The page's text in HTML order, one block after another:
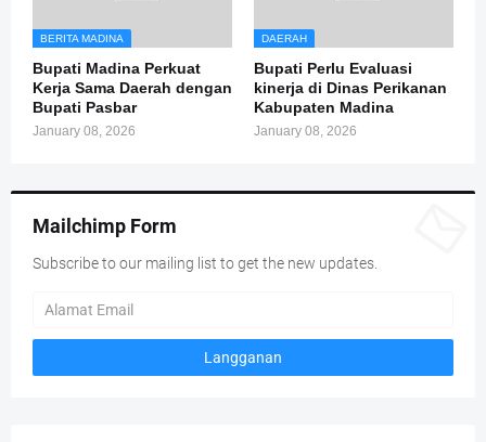
BERITA MADINA
Bupati Madina Perkuat
Kerja Sama Daerah dengan
Bupati Pasbar
January 08, 2026
DAERAH
Bupati Perlu Evaluasi
kinerja di Dinas Perikanan
Kabupaten Madina
January 08, 2026
Mailchimp Form
Subscribe to our mailing list to get the new updates.